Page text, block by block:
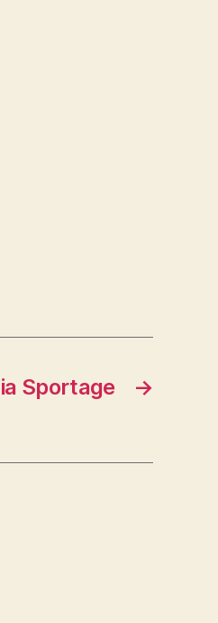
→
Sportage